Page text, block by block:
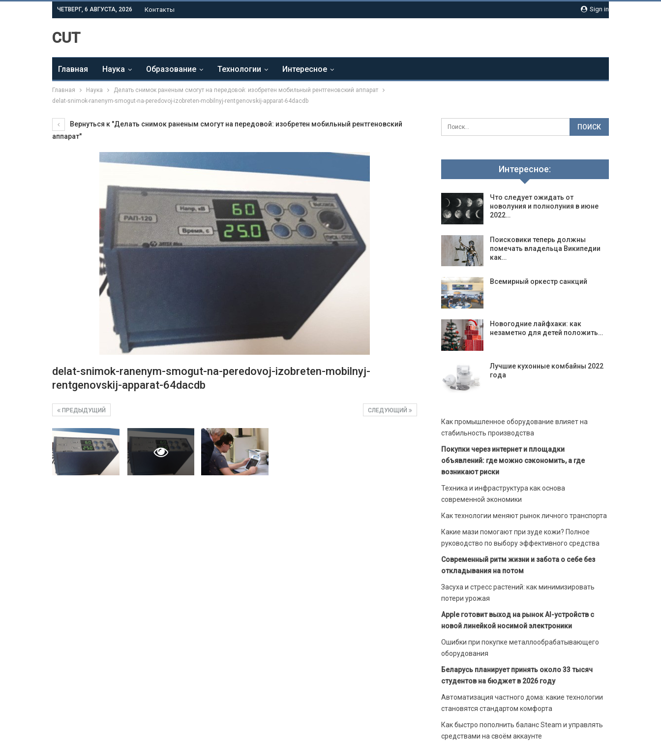
Sign in
ЧЕТВЕРГ, 6 АВГУСТА, 2026 Контакты
CUT
Главная Наука Образование Технологии Интересное
Главная Наука
Делать снимок раненым смогут на передовой: изобретен мобильный рентгеновский аппарат
delat-snimok-ranenym-smogut-na-peredovoj-izobreten-mobilnyj-rentgenovskij-apparat-64dacdb
Вернуться к "Делать снимок раненым смогут на передовой: изобретен мобильный рентгеновский
аппарат"
delat-snimok-ranenym-smogut-na-peredovoj-izobreten-mobilnyj-
rentgenovskij-apparat-64dacdb
СЛЕДУЮЩИЙ
ПРЕДЫДУЩИЙ
Интересное:
Что следует ожидать от
новолуния и полнолуния в июне
2022…
Поисковики теперь должны
помечать владельца Википедии
как…
Всемирный оркестр санкций
Новогодние лайфхаки: как
незаметно для детей положить…
Лучшие кухонные комбайны 2022
года
Как промышленное оборудование влияет на
стабильность производства
Покупки через интернет и площадки
объявлений: где можно сэкономить, а где
возникают риски
Техника и инфраструктура как основа
современной экономики
Как технологии меняют рынок личного транспорта
Какие мази помогают при зуде кожи? Полное
руководство по выбору эффективного средства
Современный ритм жизни и забота о себе без
откладывания на потом
Засуха и стресс растений: как минимизировать
потери урожая
Apple готовит выход на рынок AI-устройств с
новой линейкой носимой электроники
Ошибки при покупке металлообрабатывающего
оборудования
Беларусь планирует принять около 33 тысяч
студентов на бюджет в 2026 году
Автоматизация частного дома: какие технологии
становятся стандартом комфорта
Как быстро пополнить баланс Steam и управлять
средствами на своём аккаунте